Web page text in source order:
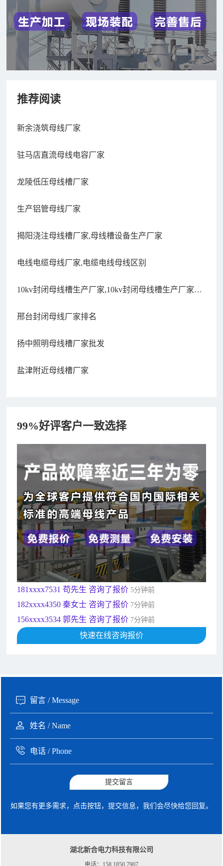
推荐阅读
新余浇筑母线厂家
驻马店直流母线电容厂家
龙陵低压母线槽厂家
生产铝管母线厂家
揭阳浇注母线槽厂家,母线槽设备生产厂家
电线电缆母线厂家,电缆电线母线区别
10kv封闭母线槽生产厂家,10kv封闭母线槽生产厂家电
邢台封闭母线厂家排名
扬中照明母线槽厂家批发
盐津附近母线槽厂家
99%好评客户一致选择
182xxxx4350 秦女士 咨询了报价 7分钟前
156xxxx3534 郭先生 咨询了报价7分钟前
192xxxx2920 周先生 咨询了报价10分钟前
189xxxx6562 王先生 咨询了报价1秒前
190xxxx3508 徐女士 咨询了报价5秒前
135xxxx6654 张先生 咨询了报价
181xxxx7531 苟先生 咨询了报价5分钟前
182xxxx4350 秦女士 咨询了报价 7分钟前
156xxxx3534 郭先生 咨询了报价 7分钟前
192xxxx2920 周先生 咨询了报价 10分钟前
189xxxx6562 王先生 咨询了报价1秒前
快速在线咨询报价
提交留言
如果您有更多需求，点击按钮，提交信息，我们会尽快给您回复。
湖北新合电力科技有限公司
电话：158 1850 7907